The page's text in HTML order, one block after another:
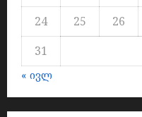
24
25 26
31
« ივლ